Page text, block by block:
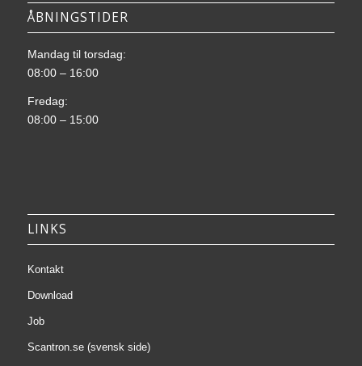
ÅBNINGSTIDER
Mandag til torsdag:
08:00 – 16:00
Fredag:
08:00 – 15:00
LINKS
Kontakt
Download
Job
Scantron.se (svensk side)